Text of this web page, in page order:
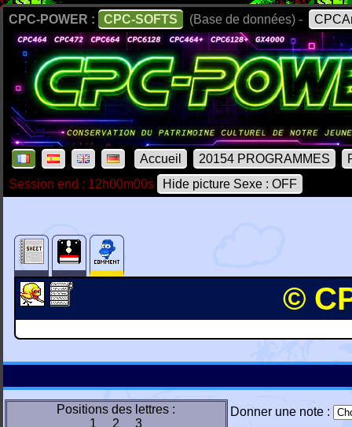
CPC-POWER : CPC-SOFTS (Base de données) -
Accueil 20154 PROGRAMMES
Session end : 12h00m00s
Hide picture Sexe : OFF
©
Positions des lettres :
1 2 3
Donner une note :